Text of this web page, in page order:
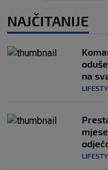
NAJČITANIJE
na